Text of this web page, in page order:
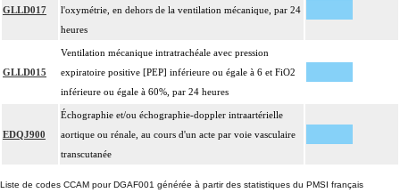
GLLD017
l'oxymétrie, en dehors de la ventilation mécanique, par 24
heures
GLLD015
Ventilation mécanique intratrachéale avec pression
expiratoire positive [PEP] inférieure ou égale à 6 et FiO2
inférieure ou égale à 60%, par 24 heures
EDQJ900
Échographie et/ou échographie-doppler intraartérielle
aortique ou rénale, au cours d'un acte par voie vasculaire
transcutanée
Liste de codes CCAM pour DGAF001 générée à partir des statistiques du PMSI français